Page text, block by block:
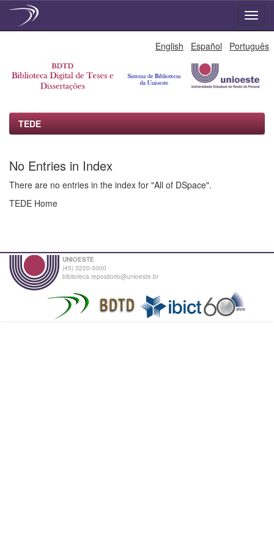
English Español Português
TEDE
No Entries in Index
There are no entries in the index for "All of DSpace".
TEDE Home
UNIOESTE
(45) 3220-3000
biblioteca.repositorio@unioeste.br